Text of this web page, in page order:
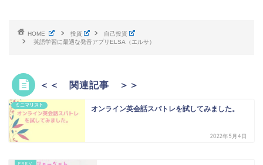
HOME 投資
自己投資
英語学習に最適な発音アプリELSA（エルサ）
＜＜ 関連記事 ＞＞
ミニマリスト オンライン英会話スパトレを試してみました。
2022年5月4日